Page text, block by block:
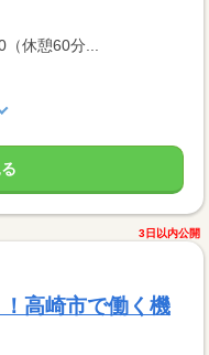
休憩60分...
3日以内公開
高崎市で働く機